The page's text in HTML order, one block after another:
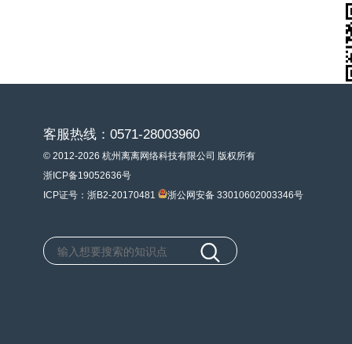
客服热线：0571-28003960
© 2012-2026 杭州离离网络科技有限公司 版权所有
浙ICP备19052636号
ICP证号：浙B2-20170481
浙公网安备 33010602003346号